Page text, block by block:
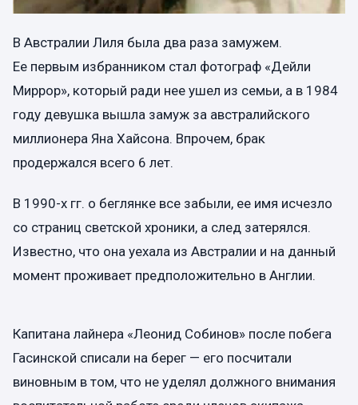
В Австралии Лиля была два раза замужем.
Ее первым избранником стал фотограф «Дейли
Миррор», который ради нее ушел из семьи, а в 1984
году девушка вышла замуж за австралийского
миллионера Яна Хайсона. Впрочем, брак
продержался всего 6 лет.
В 1990-х гг. о беглянке все забыли, ее имя исчезло
со страниц светской хроники, а след затерялся.
Известно, что она уехала из Австралии и на данный
момент проживает предположительно в Англии.
Капитана лайнера «Леонид Собинов» после побега
Гасинской списали на берег — его посчитали
виновным в том, что не уделял должного внимания